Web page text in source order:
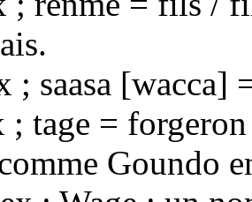
; saasa [wacca]
; tage =
Goundo